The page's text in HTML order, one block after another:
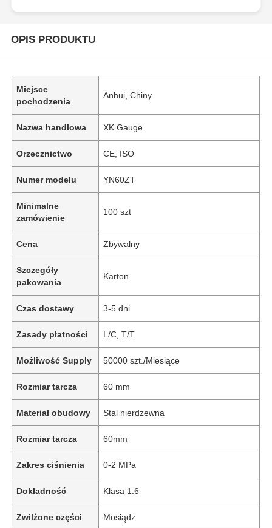
OPIS PRODUKTU
Miejsce
pochodzenia
Anhui, Chiny
Nazwa handlowa XK Gauge
Orzecznictwo CE, ISO
Numer modelu YN60ZT
Minimalne
zamówienie
100 szt
Cena Zbywalny
Szczegóły
pakowania
Karton
Czas dostawy 3-5 dni
Zasady płatności L/C, T/T
Możliwość Supply 50000 szt./Miesiące
Rozmiar tarcza 60 mm
Materiał obudowy Stal nierdzewna
Rozmiar tarcza 60mm
Zakres ciśnienia 0-2 MPa
Dokładność Klasa 1.6
Zwilżone części Mosiądz